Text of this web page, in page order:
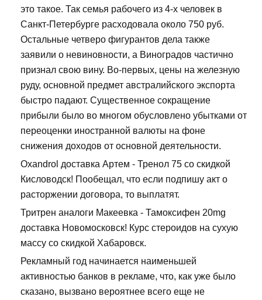
это такое. Так семья рабочего из 4-х человек в
Санкт-Петербурге расходовала около 750 руб.
Остальные четверо фигурантов дела также
заявили о невиновности, а Виноградов частично
признал свою вину. Во-первых, цены на железную
руду, основной предмет австралийского экспорта
быстро падают. Существенное сокращение
прибыли было во многом обусловлено убытками от
переоценки иностранной валюты на фоне
снижения доходов от основной деятельности.
Oxandrol доставка Артем - Тренол 75 со скидкой
Кисловодск! Пообещал, что если подпишу акт о
расторжении договора, то выплатят.
Тритрен аналоги Макеевка - Тамоксифен 20mg
доставка Новомосковск! Курс стероидов на сухую
массу со скидкой Хабаровск.
Рекламный год начинается наименьшей
активностью банков в рекламе, что, как уже было
сказано, вызвано вероятнее всего еще не